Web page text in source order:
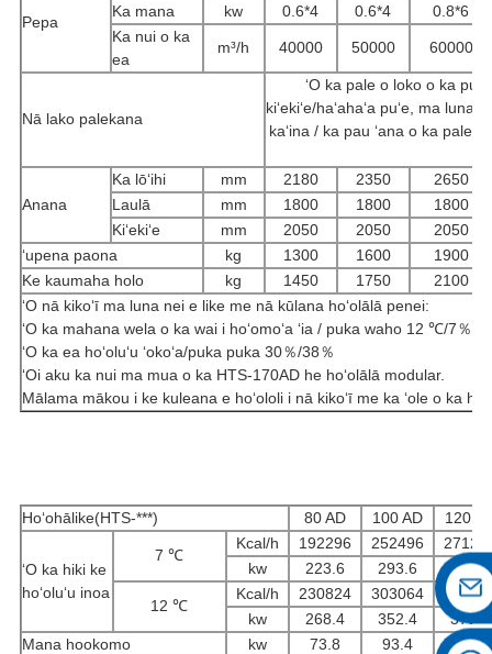
Pepa
Ka mana
kw 0.6*4 0.6*4
0.8*6
Ka nui o ka
ea
m³/h 40000 50000 60000
Nā lako palekana
ʻO ka pale o loko o ka
kiʻekiʻe/haʻahaʻa puʻe, ma
kaʻina / ka pau ʻana o ka pale,
Anana
Ka lōʻihi mm 2180 2350
2650
Laulā
mm 1800 1800
1800
Kiʻekiʻe
mm 2050 2050
2050
ʻupena paona
kg 1300 1600
1900
Ke kaumaha holo
kg 1450 1750
2100
ʻO nā kikoʻī ma luna nei e like me nā kūlana hoʻolālā penei:
ʻO ka mahana wela o ka wai i hoʻomoʻa ʻia / puka waho 12 ℃/7％
ʻO ka ea hoʻoluʻu ʻokoʻa/puka puka 30％/38％
ʻOi aku ka nui ma mua o ka HTS-170AD he hoʻolālā modular.
Mālama mākou i ke kuleana e hoʻololi i nā kikoʻī me ka ʻole o ka
Hoʻohālike(HTS-***) 80 AD 100 AD 120
ʻO ka hiki ke
hoʻoluʻu inoa
7 ℃
Kcal/h 192296 252496
kw
223.6 293.6 315.4
12 ℃
Kcal/h 230824 303064
kw
268.4 352.4
378.6
Mana hookomo
kw 73.8 93.4
102.4